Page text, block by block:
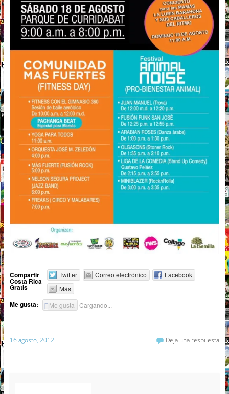
Compartir
Costa Rica
Gratis
Twitter Correo electrónico
Facebook
Más
Me gusta: Me gusta Cargando...
16 agosto, 2012 Deja una respuesta